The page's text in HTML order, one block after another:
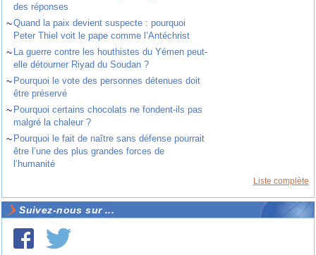
des réponses
~Quand la paix devient suspecte : pourquoi
Peter Thiel voit le pape comme l’Antéchrist
~ La guerre contre les houthistes du Yémen peut-
elle détourner Riyad du Soudan ?
~ Pourquoi le vote des personnes détenues doit
être préservé
~ Pourquoi certains chocolats ne fondent-ils pas
malgré la chaleur ?
~ Pourquoi le fait de naître sans défense pourrait
être l’une des plus grandes forces de
l’humanité
Liste complète
Suivez-nous sur ...